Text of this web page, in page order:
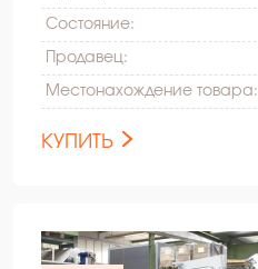
Состояние:
Продавец:
Местонахождение товара:
КУПИТЬ